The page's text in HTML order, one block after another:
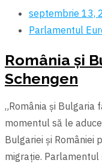
septembrie 13,
Parlamentul
România şi
Schengen
„România şi Bulgaria
momentul să le
Bulgariei şi României
migrație. Parlamentul